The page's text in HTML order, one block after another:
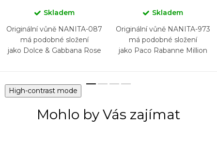
Skladem
Originální vůně NANITA-087
má podobné složení
jako Dolce & Gabbana Rose
Skladem
Originální vůně NANITA-973
má podobné složení
jako Paco Rabanne Million
High-contrast mode
Mohlo by Vás zajímat